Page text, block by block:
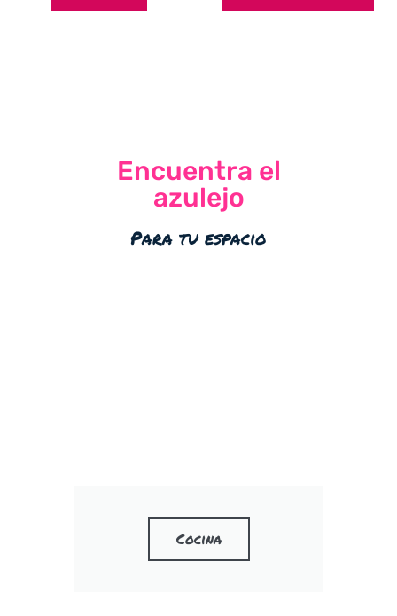
Encuentra el
azulejo
Para tu espacio
Cocina